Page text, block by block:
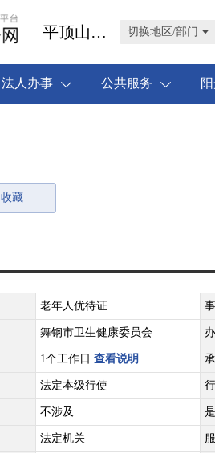
平顶山市舞钢市 切换地区/部门
法人办事 公共服务
收藏
老年人优待证
舞钢市卫生健康委员会
1个工作日 查看说明
法定本级行使
不涉及
法定机关